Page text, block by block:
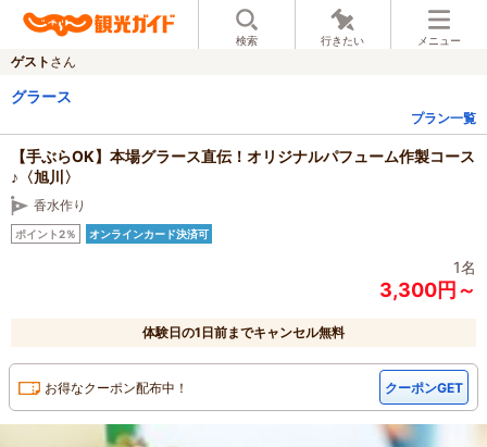
検索 行きたい メニュー
ゲスト さん
グラース
プラン一覧
【手ぶらOK】本場グラース直伝！オリジナルパフューム作製コース
♪〈旭川〉
香水作り
ポイント2％ オンラインカード決済可
1名
3,300円～
体験日の1日前までキャンセル無料
お得なクーポン配布中！ クーポンGET